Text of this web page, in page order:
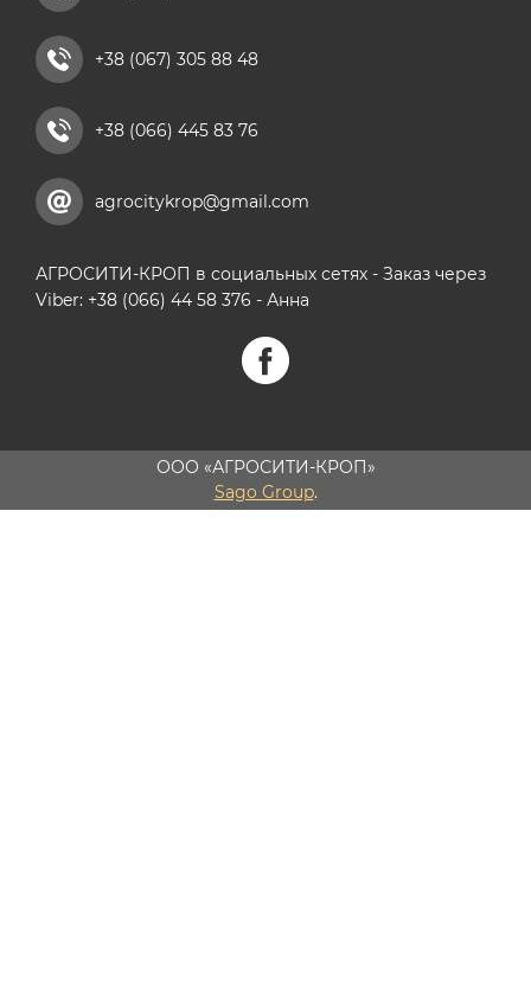
+38 (067) 305 88 48
+38 (066) 445 83 76
agrocitykrop@gmail.com
АГРОСИТИ-КРОП в социальных сетях - Заказ через
Viber: +38 (066) 44 58 376 - Анна
ООО «АГРОСИТИ-КРОП»
Sago Group.